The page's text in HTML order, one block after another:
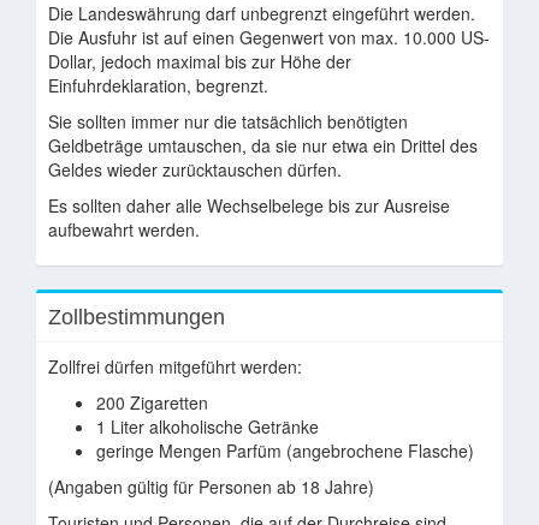
Die Landeswährung darf unbegrenzt eingeführt werden.
Die Ausfuhr ist auf einen Gegenwert von max. 10.000 US-
Dollar, jedoch maximal bis zur Höhe der
Einfuhrdeklaration, begrenzt.
Sie sollten immer nur die tatsächlich benötigten
Geldbeträge umtauschen, da sie nur etwa ein Drittel des
Geldes wieder zurücktauschen dürfen.
Es sollten daher alle Wechselbelege bis zur Ausreise
aufbewahrt werden.
Zollbestimmungen
Zollfrei dürfen mitgeführt werden:
200 Zigaretten
1 Liter alkoholische Getränke
geringe Mengen Parfüm (angebrochene Flasche)
(Angaben gültig für Personen ab 18 Jahre)